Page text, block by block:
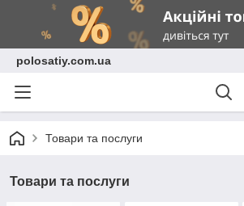
polosatiy.com.ua
Товари та послуги
Товари та послуги